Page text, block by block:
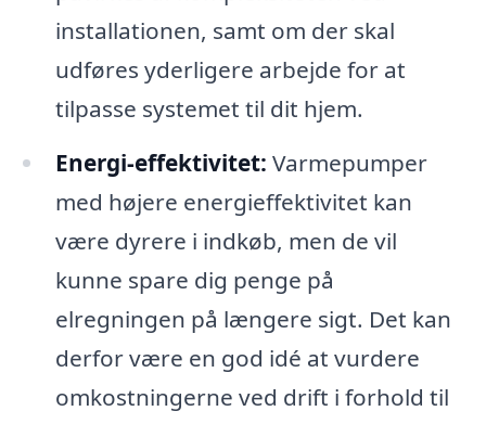
installationen, samt om der skal
udføres yderligere arbejde for at
tilpasse systemet til dit hjem.
Energi-effektivitet: Varmepumper
med højere energieffektivitet kan
være dyrere i indkøb, men de vil
kunne spare dig penge på
elregningen på længere sigt. Det kan
derfor være en god idé at vurdere
omkostningerne ved drift i forhold til